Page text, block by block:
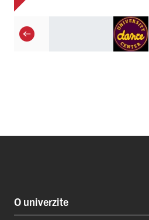
O univerzite